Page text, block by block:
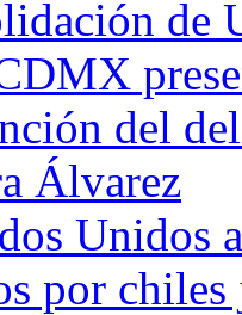
de
del
Álvarez
Unidos
por